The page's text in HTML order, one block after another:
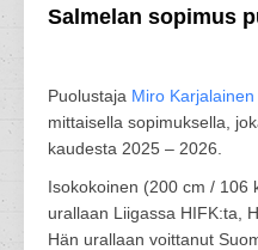
Salmelan sopimus
Puolustaja Miro Karjalainen
mittaisella sopimuksella,
kaudesta 2025 – 2026.
Isokokoinen (200 cm / 106
urallaan Liigassa HIFK:ta,
Hän urallaan voittanut